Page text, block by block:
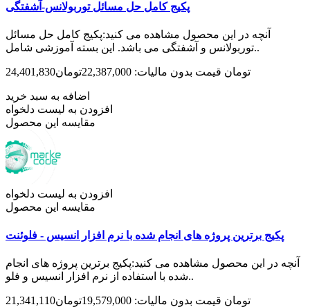
پکیج کامل حل مسائل توربولانس-آشفتگی
آنچه در این محصول مشاهده می کنید:پکیج کامل حل مسائل
توربولانس و آشفتگی می باشد. این بسته آموزشی شامل..
24,401,830تومان قیمت بدون مالیات: 22,387,000تومان
اضافه به سبد خرید
افزودن به لیست دلخواه
مقایسه این محصول
افزودن به لیست دلخواه
مقایسه این محصول
پکیج برترین پروژه های انجام شده با نرم افزار انسیس - فلوئنت
آنچه در این محصول مشاهده می کنید:پکیج برترین پروژه های انجام
شده با استفاده از نرم افزار انسیس و فلو..
21,341,110تومان قیمت بدون مالیات: 19,579,000تومان